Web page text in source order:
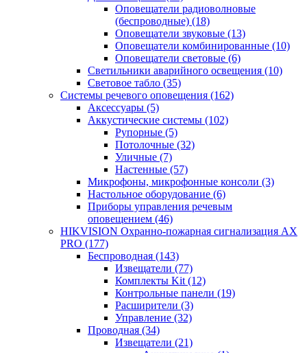
Оповещатели радиоволновые
(беспроводные) (18)
Оповещатели звуковые (13)
Оповещатели комбинированные (10)
Оповещатели световые (6)
Светильники аварийного освещения (10)
Световое табло (35)
Системы речевого оповещения (162)
Аксессуары (5)
Аккустические системы (102)
Рупорные (5)
Потолочные (32)
Уличные (7)
Настенные (57)
Микрофоны, микрофонные консоли (3)
Настольное оборудование (6)
Приборы управления речевым
оповещением (46)
HIKVISION Охранно-пожарная сигнализация AX
PRO (177)
Беспроводная (143)
Извещатели (77)
Комплекты Kit (12)
Контрольные панели (19)
Расширители (3)
Управление (32)
Проводная (34)
Извещатели (21)